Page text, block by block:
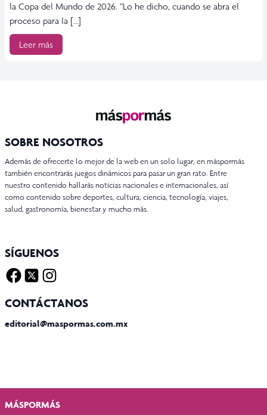
la Copa del Mundo de 2026. “Lo he dicho, cuando se abra el
proceso para la […]
Leer más
SOBRE NOSOTROS
Además de ofrecerte lo mejor de la web en un solo lugar, en máspormás
también encontrarás juegos dinámicos para pasar un gran rato. Entre
nuestro contenido hallarás noticias nacionales e internacionales, así
como contenido sobre deportes, cultura, ciencia, tecnología, viajes,
salud, gastronomía, bienestar y mucho más.
SÍGUENOS
CONTÁCTANOS
editorial@maspormas.com.mx
MÁSPORMÁS